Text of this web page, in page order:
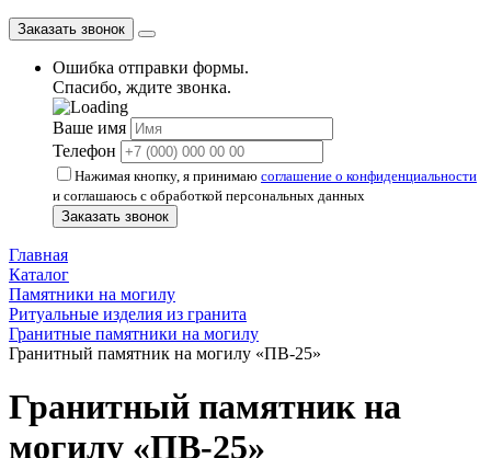
Заказать звонок
Ошибка отправки формы.
Спасибо, ждите звонка.
Ваше имя
Телефон
Нажимая кнопку, я принимаю соглашение о конфиденциальности
и соглашаюсь с обработкой персональных данных
Заказать звонок
Главная
Каталог
Памятники на могилу
Ритуальные изделия из гранита
Гранитные памятники на могилу
Гранитный памятник на могилу «ПВ-25»
Гранитный памятник на
могилу «ПВ-25»